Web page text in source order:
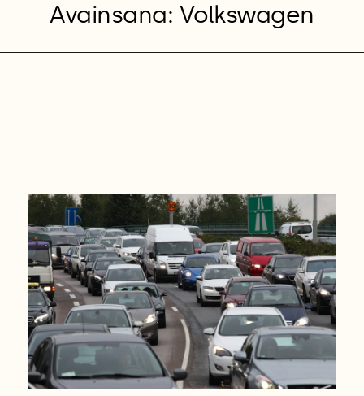
Avainsana: Volkswagen